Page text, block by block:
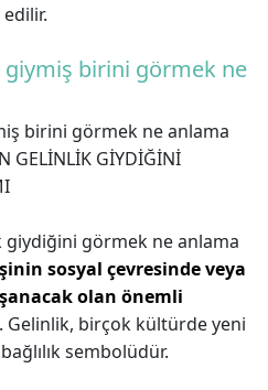
giymiş birini görmek ne
birini görmek ne anlama
GELİNLİK GİYDİĞİNİ
giydiğini görmek ne anlama
sosyal çevresinde veya
olan önemli
. Gelinlik, birçok kültürde yeni
sembolüdür.